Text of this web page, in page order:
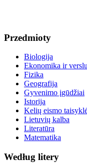
Przedmioty
Biologija
Ekonomika ir
Fizika
Geografija
Gyvenimo įgūdžiai
Istorija
Kelių eismo
Lietuvių kalba
Literatūra
Matematika
Według litery